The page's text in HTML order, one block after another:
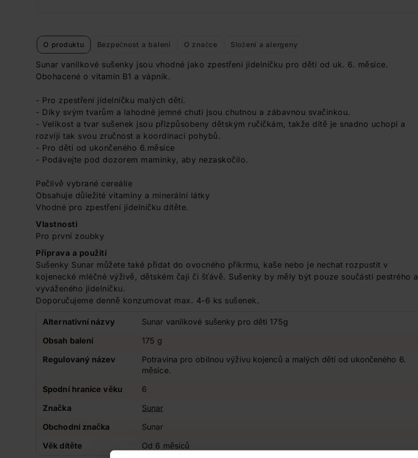
O produktu Bezpečnost a balení O značce Složení a alergeny
Sunar vanilkové sušenky jsou vhodné jako zpestření jídelníčku pro děti od uk. 6. měsíce.
Obohacené o vitamin B1 a vápník.
- Pro zpestření jídelníčku malých dětí.
- Díky svým tvarům a lahodné jemné chuti jsou chutnou a zábavnou svačinkou.
- Velikost a tvar sušenek jsou přizpůsobeny dětským ručičkám, takže dítě je snadno uchopí a
rozvíjí tak svou zručnost a koordinaci pohybů.
- Pro děti od ukončeného 6.měsíce
- Podávejte pod dozorem maminky, aby nezaskočilo.
Pečlivě vybrané cereálie
Obsahuje důležité vitaminy a minerální látky
Vhodné pro zpestření jídelníčku dítěte.
Vlastnosti
Pro první zoubky
Příprava a použití
Sušenky Sunar můžete také přidat do ovocného příkrmu, kaše nebo je nechat rozpustit v
kojenecké mléčné výživě, dětském čaji či šťávě. Sušenky by měly být pouze součástí pestrého a
vyváženého jídelníčku.
Doporučujeme denně konzumovat max. 4-6 ks sušenek.
Alternativní názvy
Sunar vanilkové sušenky pro děti 175g
Obsah balení
175 g
Regulovaný název
Potravina pro obilnou výživu kojenců a malých dětí od ukončeného 6.
měsíce.
Spodní hranice věku
6
Značka
Sunar
Obchodní značka
Sunar
Věk dítěte
Od 6 měsíců